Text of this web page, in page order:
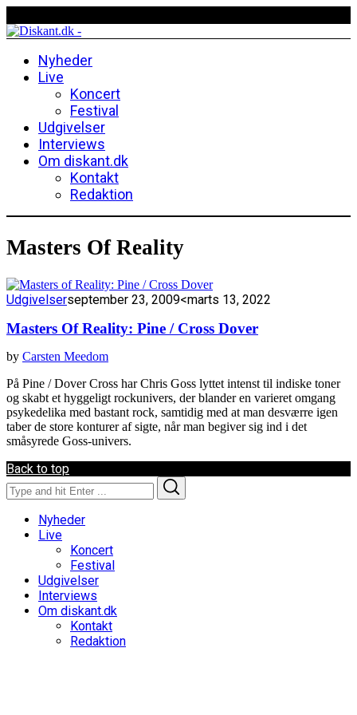
Nyheder
Live
Koncert
Festival
Udgivelser
Interviews
Om diskant.dk
Kontakt
Redaktion
Masters Of Reality
Udgivelserseptember 23, 2009<marts 13, 2022
Masters Of Reality: Pine / Cross Dover
by Carsten Meedom
På Pine / Dover Cross har Chris Goss lyttet intenst til indiske toner
og skabt et hyggeligt rockunivers, der blander en varieret omgang
psykedelika med bastant rock, samtidig med at man desværre igen
taber de store konturer af sigte, når man begiver sig ind i det
småsyrede Goss-univers.
Back to top
Search
for:
Nyheder
Live
Koncert
Festival
Udgivelser
Interviews
Om diskant.dk
Kontakt
Redaktion